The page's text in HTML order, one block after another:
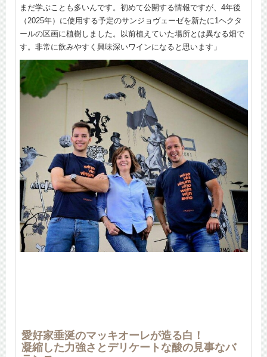
まだ学ぶことも多いんです。初めて公開する情報ですが、4年後
（2025年）に使用する予定のサンジョヴェーゼを新たに1ヘクタ
ールの区画に植樹しました。以前植えていた場所とは異なる畑で
す。非常に飲みやすく興味深いワインになると思います」
愛好家垂涎のマッキオーレが造る白！
凝縮した力強さとデリケートな酸の見事なバ